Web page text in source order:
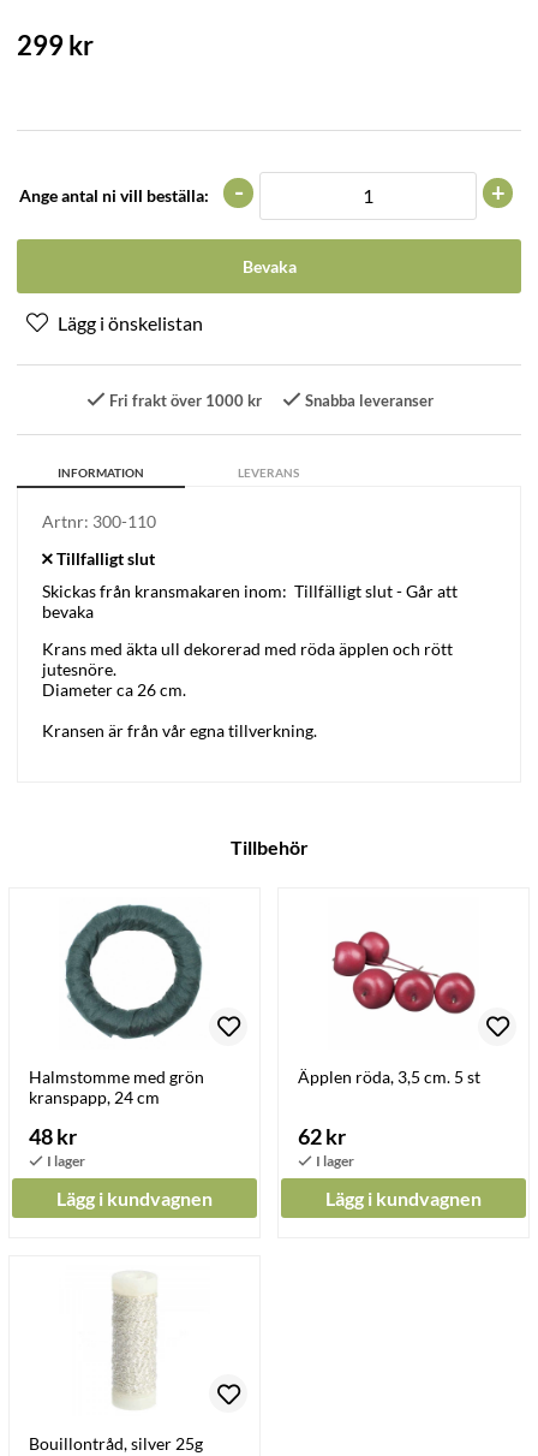
299kr
Ange antal ni vill beställa: +
-
Bevaka
Fri frakt över 1000 kr Snabba leveranser
INFORMATION LEVERANS
Artnr: 300-110
Skickas från kransmakaren inom: Tillfälligt slut - Går att
bevaka
Krans med äkta ull dekorerad med röda äpplen och rött
jutesnöre.
Diameter ca 26 cm.
Kransen är från vår egna tillverkning.
Tillbehör
Halmstomme med grön
kranspapp, 24 cm
48 kr
Lägg i kundvagnen
Äpplen röda, 3,5 cm. 5 st
62 kr
Lägg i kundvagnen
Bouillontråd, silver 25g